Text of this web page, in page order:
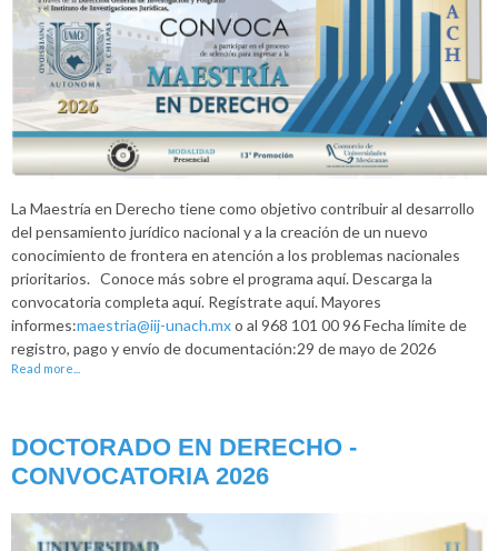
La Maestría en Derecho tiene como objetivo contribuir al desarrollo
del pensamiento jurídico nacional y a la creación de un nuevo
conocimiento de frontera en atención a los problemas nacionales
prioritarios. Conoce más sobre el programa aquí. Descarga la
convocatoria completa aquí. Regístrate aquí. Mayores
informes:maestria@iij-unach.mxo al 968 101 00 96 Fecha límite de
registro, pago y envío de documentación:29 de mayo de 2026
Read more...
DOCTORADO EN DERECHO -
CONVOCATORIA 2026